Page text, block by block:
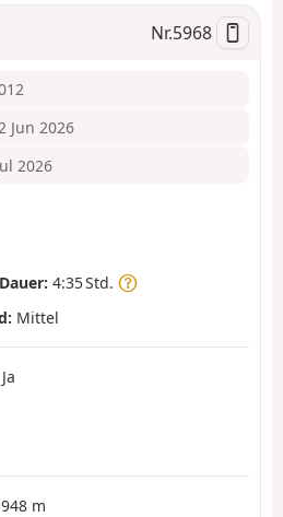
Nr.5968
Jun 2026
2026
4:35 Std.
Mittel
Ja
948 m